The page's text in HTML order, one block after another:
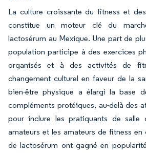
La culture croissante du fitness et
constitue un moteur clé du
lactosérum au Mexique. Une part de
population participe à des exercices
organisés et à des activités de
changement culturel en faveur de la
bien-être physique a élargi la base
compléments protéiques, au-delà des
pour inclure les pratiquants de salle
amateurs et les amateurs de fitness en
de lactosérum ont gagné en